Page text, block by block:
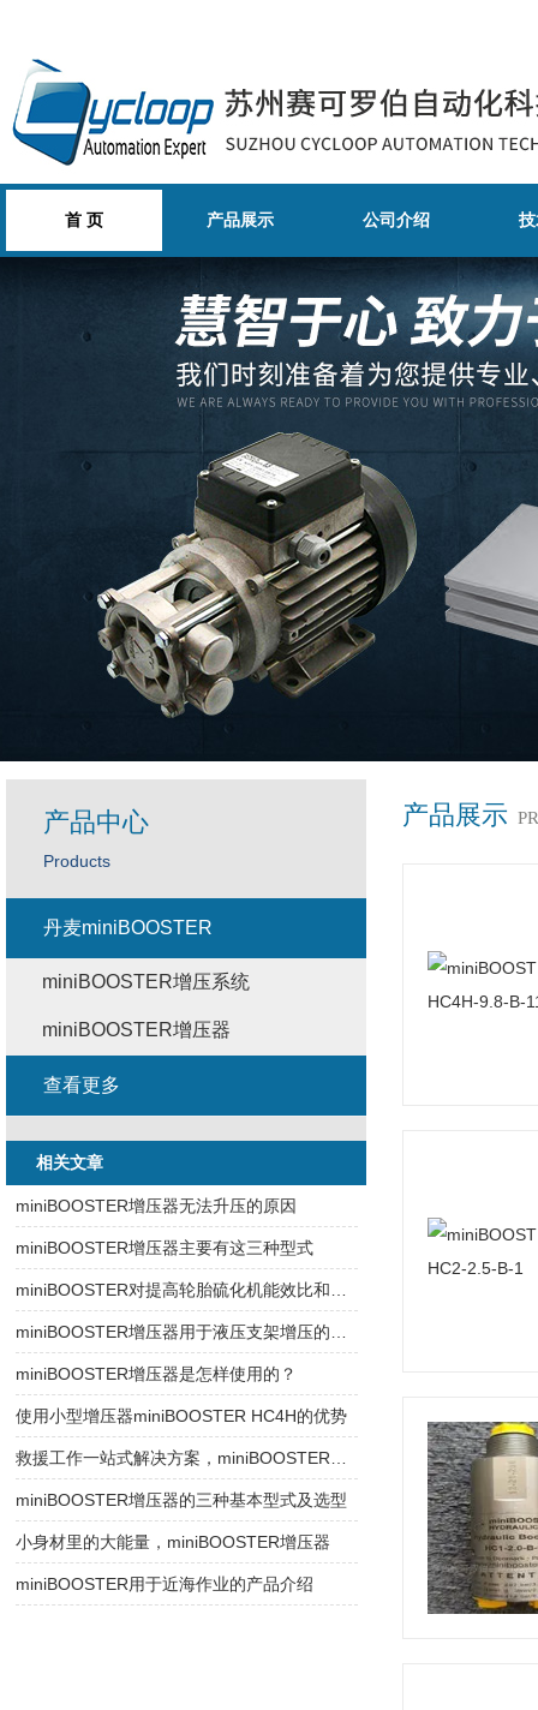
首 页 产品展示 公司介绍
产品展示
产品中心
Products
丹麦miniBOOSTER
miniBOOSTER增压系统
miniBOOSTER增压器
查看更多
相关文章
miniBOOSTER增压器无法升压的原因
miniBOOSTER增压器主要有这三种型式
miniBOOSTER增压器是怎样使用的？
使用小型增压器miniBOOSTER HC4H的优势
miniBOOSTER增压器的三种基本型式及选型
小身材里的大能量，miniBOOSTER增压器
miniBOOSTER用于近海作业的产品介绍